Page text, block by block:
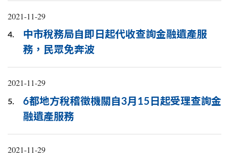
2021-11-29
4.
中市稅務局自即日起代收查詢金融遺產服
務，民眾免奔波
2021-11-29
5.
6都地方稅稽徵機關自3月15日起受理查詢金
融遺產服務
2021-11-29